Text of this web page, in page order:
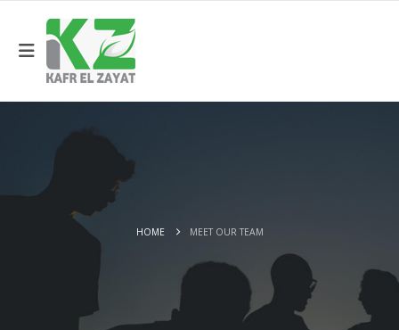
HOME MEET OUR TEAM